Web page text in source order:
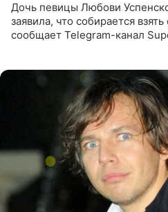
Дочь певицы Любови
заявила, что собирается
сообщает Telegram-канал